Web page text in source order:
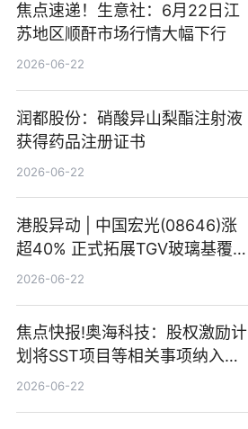
焦点速递！生意社：6月22日江
苏地区顺酐市场行情大幅下行
2026-06-22
润都股份：硝酸异山梨酯注射液
获得药品注册证书
2026-06-22
港股异动 | 中国宏光(08646)涨
超40% 正式拓展TGV玻璃基覆铜
板新材料业务
2026-06-22
焦点快报!奥海科技：股权激励计
划将SST项目等相关事项纳入专
项业务发展考核指标
2026-06-22